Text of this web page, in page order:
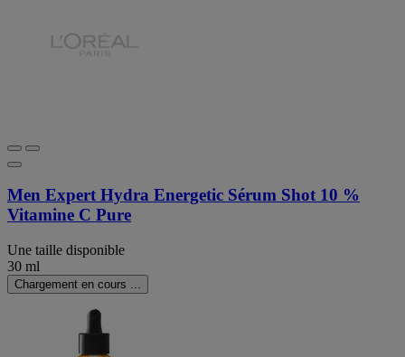
Men Expert Hydra Energetic Sérum Shot 10 %
Vitamine C Pure
Une taille disponible
30 ml
Chargement en cours ...